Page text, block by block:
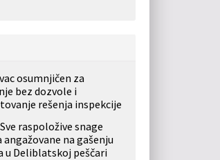
osumnjičen za
bez dozvole i
rešenja inspekcije
raspoložive snage
angažovane na gašenju
u Deliblatskoj peščari